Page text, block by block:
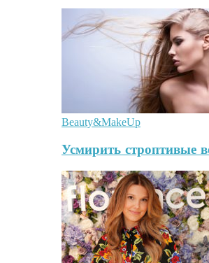
Beauty&MakeUp
Усмирить строптивые